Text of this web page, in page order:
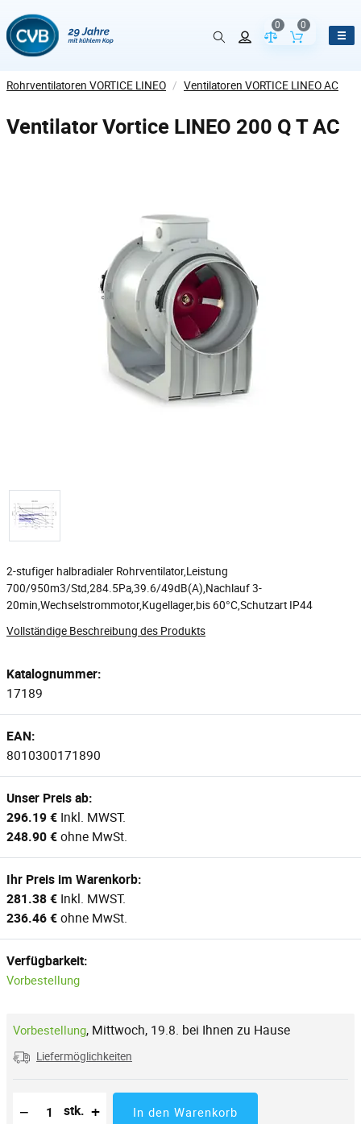
Vergleich der
0
Inhalt des
0
Rohrventilatoren VORTICE LINEO / Ventilatoren VORTICE LINEO AC
Ventilator Vortice LINEO 200 Q T AC
2-stufiger halbradialer Rohrventilator,Leistung
700/950m3/Std,284.5Pa,39.6/49dB(A),Nachlauf 3-
20min,Wechselstrommotor,Kugellager,bis 60°C,Schutzart IP44
Vollständige Beschreibung des Produkts
Katalognummer:
17189
EAN:
8010300171890
Unser Preis ab:
296.19 € Inkl. MWST.
248.90 €ohne MwSt.
Ihr Preis im Warenkorb:
281.38 € Inkl. MWST.
236.46 €ohne MwSt.
Verfügbarkeit:
Vorbestellung
Vorbestellung, Mittwoch, 19.8. bei Ihnen zu Hause
Liefermöglichkeiten
−
Reduzierung der Menge
Anzahl der Stücke
stk. + In den Warenkorb